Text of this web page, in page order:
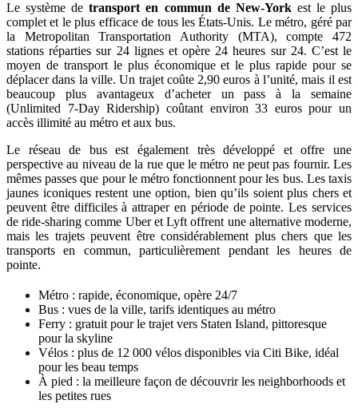
Le système detransport en commun de New-Yorkest le plus
complet et le plus efficace de tous les États-Unis. Le métro, géré par
la Metropolitan Transportation Authority (MTA), compte 472
stations réparties sur 24 lignes et opère 24 heures sur 24. C’est le
moyen de transport le plus économique et le plus rapide pour se
déplacer dans la ville. Un trajet coûte 2,90 euros à l’unité, mais il est
beaucoup plus avantageux d’acheter un pass à la semaine
(Unlimited 7-Day Ridership) coûtant environ 33 euros pour un
accès illimité au métro et aux bus.
Le réseau de bus est également très développé et offre une
perspective au niveau de la rue que le métro ne peut pas fournir. Les
mêmes passes que pour le métro fonctionnent pour les bus. Les taxis
jaunes iconiques restent une option, bien qu’ils soient plus chers et
peuvent être difficiles à attraper en période de pointe. Les services
de ride-sharing comme Uber et Lyft offrent une alternative moderne,
mais les trajets peuvent être considérablement plus chers que les
transports en commun, particulièrement pendant les heures de
pointe.
Métro : rapide, économique, opère 24/7
Bus : vues de la ville, tarifs identiques au métro
Ferry : gratuit pour le trajet vers Staten Island, pittoresque
pour la skyline
Vélos : plus de 12 000 vélos disponibles via Citi Bike, idéal
pour les beau temps
À pied : la meilleure façon de découvrir les neighborhoods et
les petites rues